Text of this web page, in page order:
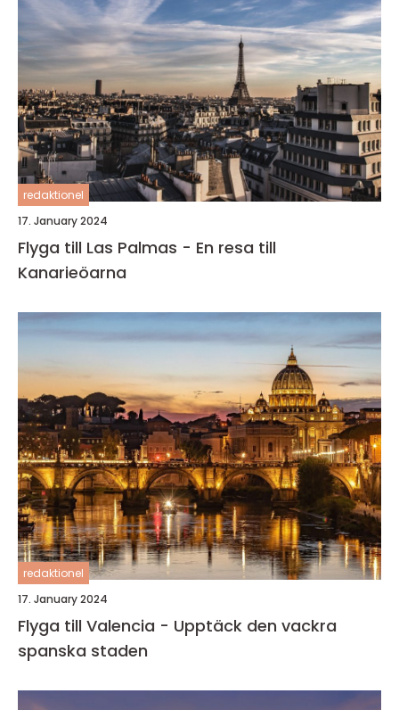
redaktionel
17. January 2024
Flyga till Las Palmas - En resa till
Kanarieöarna
redaktionel
17. January 2024
Flyga till Valencia - Upptäck den vackra
spanska staden